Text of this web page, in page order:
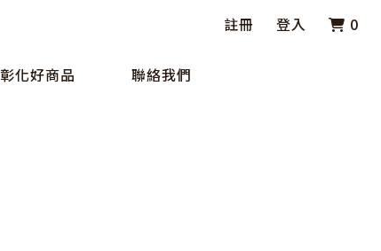
註冊 登入 0
彰化好商品 聯絡我們